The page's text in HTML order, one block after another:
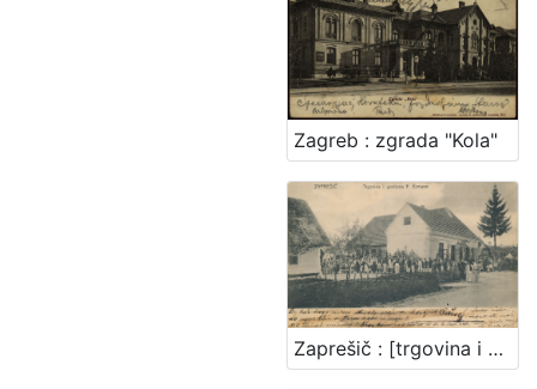
Zagreb : zgrada "Kola"
Zaprešič : [trgovina i gostiona F. Ermann]